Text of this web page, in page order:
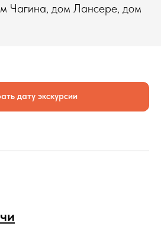
Чагина, дом Лансере, дом
дату экскурсии